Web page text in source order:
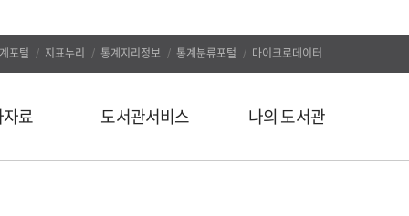
포털 지표누리 통계지리정보 통계분류포털 마이크로데이터
료 도서관서비스 나의 도서관